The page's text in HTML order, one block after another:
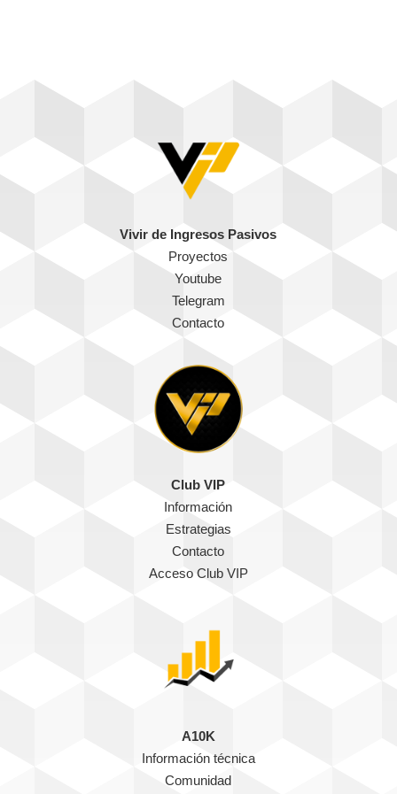
Vivir de Ingresos Pasivos
Proyectos
Youtube
Telegram
Contacto
Club VIP
Información
Estrategias
Contacto
Acceso Club VIP
A10K
Información técnica
Comunidad